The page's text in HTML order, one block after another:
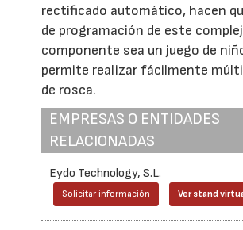
rectificado automático, hacen
de programación de este
componente sea un juego de
permite realizar fácilmente
de rosca.
EMPRESAS O ENTIDADES
RELACIONADAS
Eydo Technology, S.L.
Solicitar información Ver stand